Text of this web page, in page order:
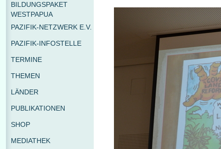
BILDUNGSPAKET
WESTPAPUA
PAZIFIK-NETZWERK E.V.
PAZIFIK-INFOSTELLE
TERMINE
THEMEN
LÄNDER
PUBLIKATIONEN
SHOP
MEDIATHEK